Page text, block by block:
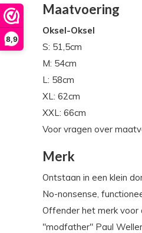
8,9
Maatvoering
Oksel-Oksel
S: 51,5cm
M: 54cm
L: 58cm
XL: 62cm
XXL: 66cm
Voor vragen over
Merk
Ontstaan in een klein
No-nonsense,
Offender het merk voor
"modfather" Paul